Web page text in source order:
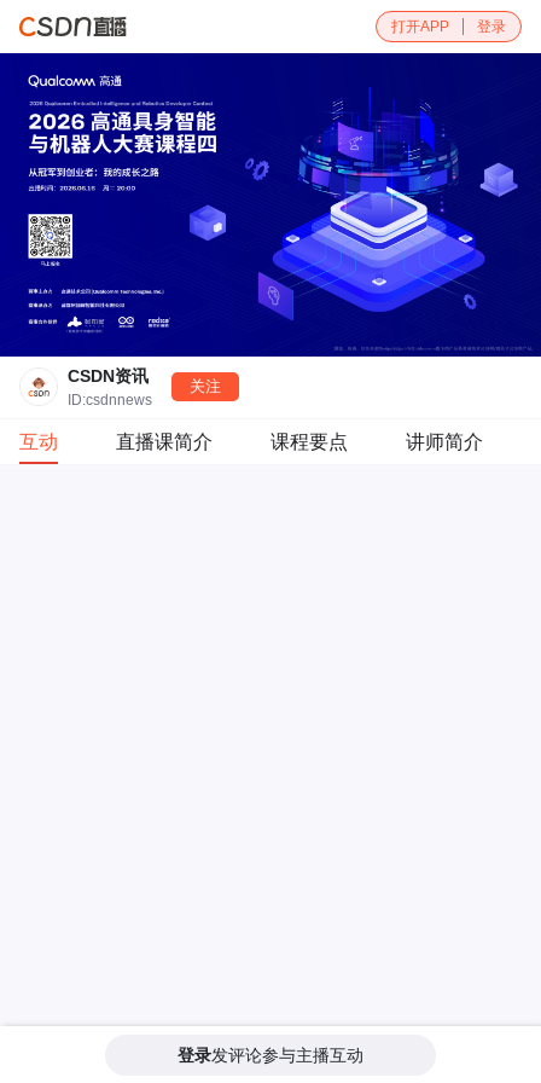
打开APP 登录
CSDN资讯
ID:csdnnews
关注
互动 直播课简介 课程要点 讲师简介
登录发评论参与主播互动